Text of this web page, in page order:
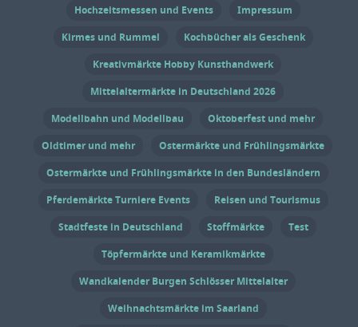
außerdem der „Burghof Tango X“, die
Performance „Haltung“ und die
Benefizabschiedsgala ins Programm.
wird, ziehen die Burgfestspiele
vorübergehend auf den Vorplatz der Herz-
Jesu-Kirche – mitten in die Stadt, mitten
Termine und Öffnungszeiten
Burgfestspiele Mayen 2026 23. Mai bis 30.
August 2026 Eintritt Tickets kosten
Familienstück, 28 Euro für reguläre
Produktionen auf der Kleinen Bühne und
– abhängig von Wochentag und
Hochzeitsmessen und Events
Impressum
Kirmes und Rummel
Kochbücher als Geschenk
Kreativmärkte Hobby Kunsthandwerk
Mittelaltermärkte in Deutschland 2026
Modellbahn und Modellbau
Oktoberfest und mehr
Oldtimer und mehr
Ostermärkte und Frühlingsmärkte
Ostermärkte und Frühlingsmärkte in den Bundesländern
Pferdemärkte Turniere Events
Reisen und Tourismus
Stadtfeste in Deutschland
Stoffmärkte
Test
Töpfermärkte und Keramikmärkte
Wandkalender Burgen Schlösser Mittelalter
Weihnachtsmärkte im Saarland